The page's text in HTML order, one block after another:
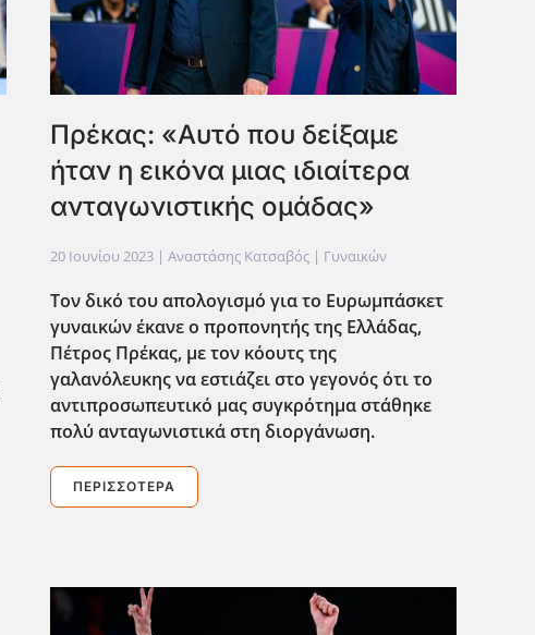
Πρέκας: «Αυτό που δείξαμε
ήταν η εικόνα μιας ιδιαίτερα
ανταγωνιστικής ομάδας»
20 Ιουνίου 2023| Αναστάσης Κατσαβός | Γυναικών
Τον δικό του απολογισμό για το Ευρωμπάσκετ
γυναικών έκανε ο προπονητής της Ελλάδας,
Πέτρος Πρέκας, με τον κόουτς της
γαλανόλευκης να εστιάζει στο γεγονός ότι το
αντιπροσωπευτικό μας συγκρότημα στάθηκε
πολύ ανταγωνιστικά στη διοργάνωση.
ΠΕΡΙΣΣΌΤΕΡΑ